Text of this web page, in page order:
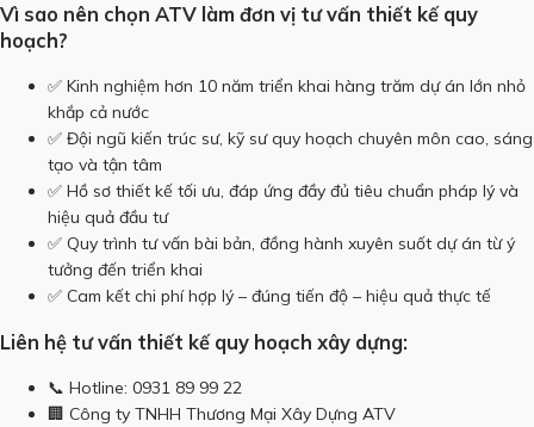
Vì sao nên chọn ATV làm đơn vị tư vấn thiết kế quy
hoạch?
✅ Kinh nghiệm hơn 10 năm triển khai hàng trăm dự án lớn nhỏ
khắp cả nước
✅ Đội ngũ kiến trúc sư, kỹ sư quy hoạch chuyên môn cao, sáng
tạo và tận tâm
✅ Hồ sơ thiết kế tối ưu, đáp ứng đầy đủ tiêu chuẩn pháp lý và
hiệu quả đầu tư
✅ Quy trình tư vấn bài bản, đồng hành xuyên suốt dự án từ ý
tưởng đến triển khai
✅ Cam kết chi phí hợp lý – đúng tiến độ – hiệu quả thực tế
Liên hệ tư vấn thiết kế quy hoạch xây dựng:
📞 Hotline: 0931 89 99 22
🏢 Công ty TNHH Thương Mại Xây Dựng ATV